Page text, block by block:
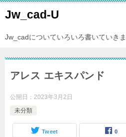
Jw_cad-U
Jw_cadについていろいろ書いていきま
アレス エキスパンド
公開日： 2023年3月2日
未分類
Tweet 0